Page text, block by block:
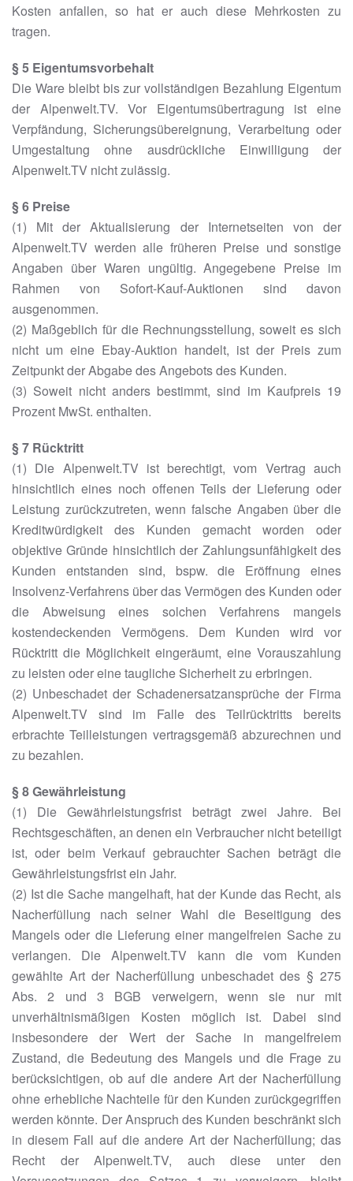
Kosten anfallen, so hat er auch diese Mehrkosten zu
tragen.
§ 5 Eigentumsvorbehalt
Die Ware bleibt bis zur vollständigen Bezahlung Eigentum
der Alpenwelt.TV. Vor Eigentumsübertragung ist eine
Verpfändung, Sicherungsübereignung, Verarbeitung oder
Umgestaltung ohne ausdrückliche Einwilligung der
Alpenwelt.TV nicht zulässig.
§ 6 Preise
(1) Mit der Aktualisierung der Internetseiten von der
Alpenwelt.TV werden alle früheren Preise und sonstige
Angaben über Waren ungültig. Angegebene Preise im
Rahmen von Sofort-Kauf-Auktionen sind davon
ausgenommen.
(2) Maßgeblich für die Rechnungsstellung, soweit es sich
nicht um eine Ebay-Auktion handelt, ist der Preis zum
Zeitpunkt der Abgabe des Angebots des Kunden.
(3) Soweit nicht anders bestimmt, sind im Kaufpreis 19
Prozent MwSt. enthalten.
§ 7 Rücktritt
(1) Die Alpenwelt.TV ist berechtigt, vom Vertrag auch
hinsichtlich eines noch offenen Teils der Lieferung oder
Leistung zurückzutreten, wenn falsche Angaben über die
Kreditwürdigkeit des Kunden gemacht worden oder
objektive Gründe hinsichtlich der Zahlungsunfähigkeit des
Kunden entstanden sind, bspw. die Eröffnung eines
Insolvenz-Verfahrens über das Vermögen des Kunden oder
die Abweisung eines solchen Verfahrens mangels
kostendeckenden Vermögens. Dem Kunden wird vor
Rücktritt die Möglichkeit eingeräumt, eine Vorauszahlung
zu leisten oder eine taugliche Sicherheit zu erbringen.
(2) Unbeschadet der Schadenersatzansprüche der Firma
Alpenwelt.TV sind im Falle des Teilrücktritts bereits
erbrachte Teilleistungen vertragsgemäß abzurechnen und
zu bezahlen.
§ 8 Gewährleistung
(1) Die Gewährleistungsfrist beträgt zwei Jahre. Bei
Rechtsgeschäften, an denen ein Verbraucher nicht beteiligt
ist, oder beim Verkauf gebrauchter Sachen beträgt die
Gewährleistungsfrist ein Jahr.
(2) Ist die Sache mangelhaft, hat der Kunde das Recht, als
Nacherfüllung nach seiner Wahl die Beseitigung des
Mangels oder die Lieferung einer mangelfreien Sache zu
verlangen. Die Alpenwelt.TV kann die vom Kunden
gewählte Art der Nacherfüllung unbeschadet des § 275
Abs. 2 und 3 BGB verweigern, wenn sie nur mit
unverhältnismäßigen Kosten möglich ist. Dabei sind
insbesondere der Wert der Sache in mangelfreiem
Zustand, die Bedeutung des Mangels und die Frage zu
berücksichtigen, ob auf die andere Art der Nacherfüllung
ohne erhebliche Nachteile für den Kunden zurückgegriffen
werden könnte. Der Anspruch des Kunden beschränkt sich
in diesem Fall auf die andere Art der Nacherfüllung; das
Recht der Alpenwelt.TV, auch diese unter den